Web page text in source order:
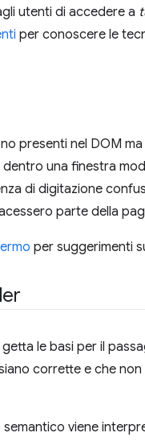
utenti di accedere a
per conoscere le
presenti nel DOM
una finestra
di digitazione
parte della
per suggerimenti
le basi per il
corrette e che
viene